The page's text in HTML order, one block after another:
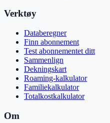
Verktøy
Databeregner
Finn abonnement
Test abonnementet ditt
Sammenlign
Dekningskart
Roaming-kalkulator
Familiekalkulator
Totalkostkalkulator
Om